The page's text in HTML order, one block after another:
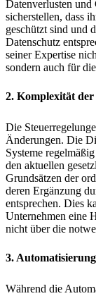
Datenverlusten und
sicherstellen, dass
geschützt sind und
Datenschutz
seiner Expertise
sondern auch für
2. Komplexität der
Die
Änderungen. Die
Systeme
den aktuellen
Grundsätzen der
deren Ergänzung
entsprechen. Dies
Unternehmen eine
nicht über die
3.
Während die